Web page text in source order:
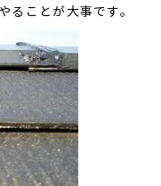
ことが大事です。